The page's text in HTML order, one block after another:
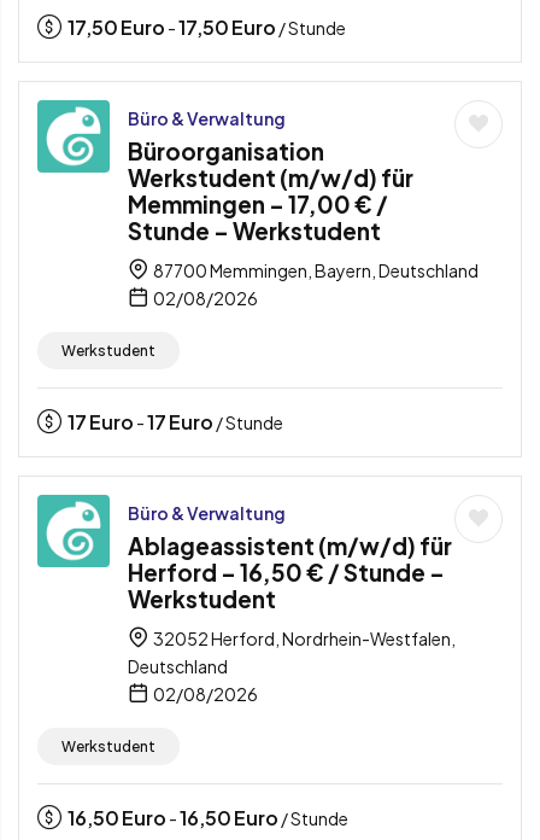
17,50Euro -17,50Euro / Stunde
Büro & Verwaltung
Büroorganisation
Werkstudent (m/w/d) für
Memmingen – 17,00 € /
Stunde – Werkstudent
87700 Memmingen, Bayern, Deutschland
02/08/2026
Werkstudent
17Euro -17Euro / Stunde
Büro & Verwaltung
Ablageassistent (m/w/d) für
Herford – 16,50 € / Stunde –
Werkstudent
32052 Herford, Nordrhein-Westfalen,
Deutschland
02/08/2026
Werkstudent
16,50Euro -16,50Euro / Stunde